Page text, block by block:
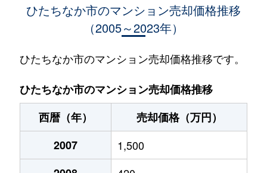
ひたちなか市のマンション売却価格推移
（2005～2023年）
ひたちなか市のマンション売却価格推移です。
ひたちなか市のマンション売却価格推移
西暦（年）
売却価格（万円）
2007
1,500